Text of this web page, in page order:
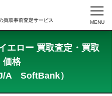
買取事前査定サービス
エロー 買取査定・買取
価格
A SoftBank）